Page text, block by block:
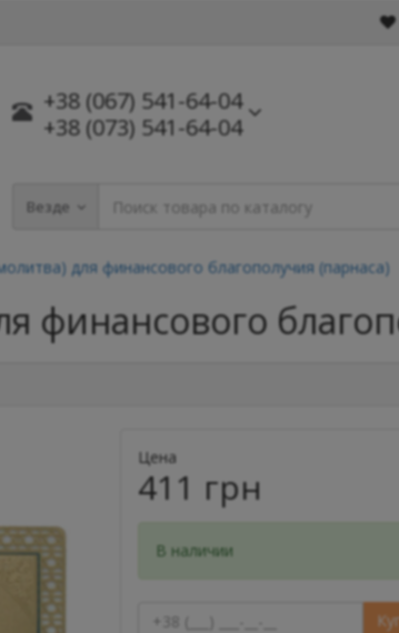
+38 (067) 541-64-04
+38 (073) 541-64-04
Везде
для финансового благополучия (парнаса)
финансового
Цена
411 грн
В наличии